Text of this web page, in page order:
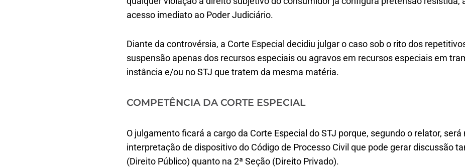
acesso imediato ao Poder Judiciário.
Diante da controvérsia, a Corte Especial decidiu julgar o caso sob o rito dos
suspensão apenas dos recursos especiais ou agravos em recursos especiais em
instância e/ou no STJ que tratem da mesma matéria.
COMPETÊNCIA DA CORTE ESPECIAL
O julgamento ficará a cargo da Corte Especial do STJ porque, segundo o relator, será
interpretação de dispositivo do Código de Processo Civil que pode gerar discussão
(Direito Público) quanto na 2ª Seção (Direito Privado).